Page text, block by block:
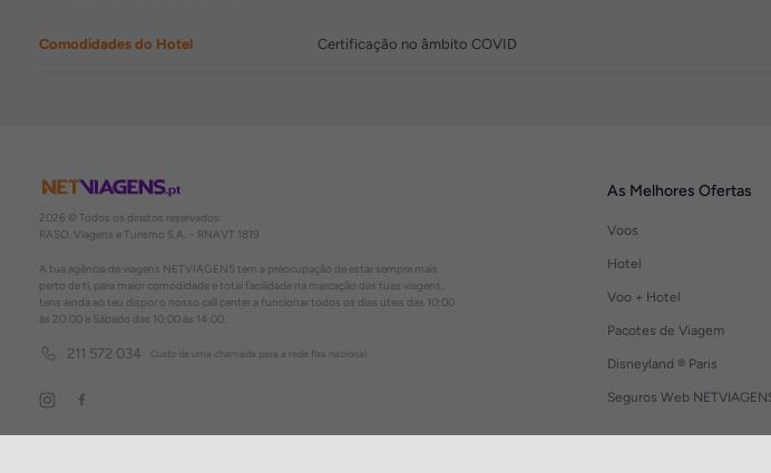
Comodidades do Hotel Certificação no âmbito COVID
2026 © Todos os direitos reservados:
RASO, Viagens e Turismo S.A. – RNAVT 1819
A tua agência de viagens NETVIAGENS tem a preocupação de estar sempre mais
perto de ti, para maior comodidade e total facilidade na marcação das tuas viagens,
tens ainda ao teu dispor o nosso call center a funcionar todos os dias úteis das 10:00
às 20:00 e Sábado das 10:00 às 14:00.
211 572 034 Custo de uma chamada para a rede fixa nacional
As Melhores Ofertas
Voos
Hotel
Voo + Hotel
Pacotes de Viagem
Disneyland ® Paris
Seguros Web